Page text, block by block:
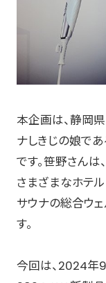
本企画は、静岡
ナしきじの娘で
です。笹野さんは
さまざまなホテ
サウナの総合ウ
す。
今回は、2024年